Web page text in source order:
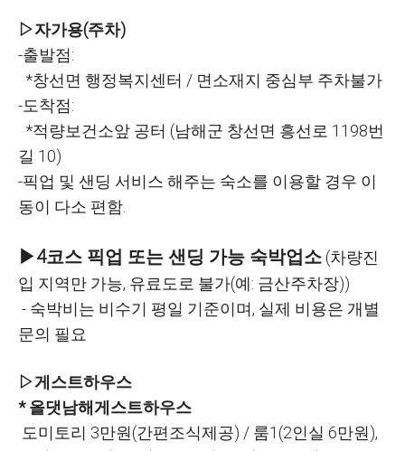
▷자가용(주차)
-출발점:
*창선면 행정복지센터 / 면소재지 중심부 주차불가
-도착점:
*적량보건소앞 공터 (남해군 창선면 흥선로 1198번
길 10)
-픽업 및 샌딩 서비스 해주는 숙소를 이용할 경우 이
동이 다소 편함.
▶4코스 픽업 또는 샌딩 가능 숙박업소 (차량진
입 지역만 가능, 유료도로 불가(예: 금산주차장))
- 숙박비는 비수기 평일 기준이며, 실제 비용은 개별
문의 필요
▷게스트하우스
* 올댓남해게스트하우스
도미토리 3만원(간편조식제공) / 룸1(2인실 6만원),